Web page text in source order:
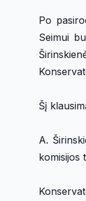
Po
Seimui
Šį
A.
komisijos